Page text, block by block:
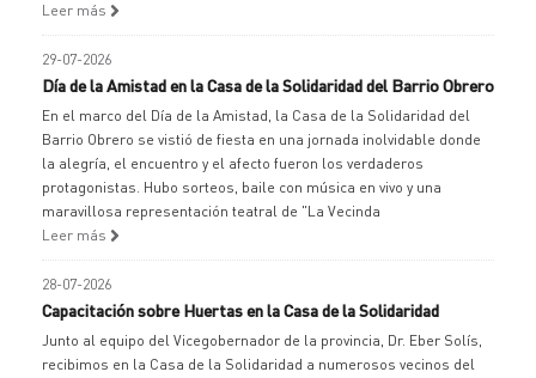
Leer más
29-07-2026
Día de la Amistad en la Casa de la Solidaridad del Barrio Obrero
En el marco del Día de la Amistad, la Casa de la Solidaridad del
Barrio Obrero se vistió de fiesta en una jornada inolvidable donde
la alegría, el encuentro y el afecto fueron los verdaderos
protagonistas. Hubo sorteos, baile con música en vivo y una
maravillosa representación teatral de "La Vecinda
Leer más
28-07-2026
Capacitación sobre Huertas en la Casa de la Solidaridad
Junto al equipo del Vicegobernador de la provincia, Dr. Eber Solís,
recibimos en la Casa de la Solidaridad a numerosos vecinos del